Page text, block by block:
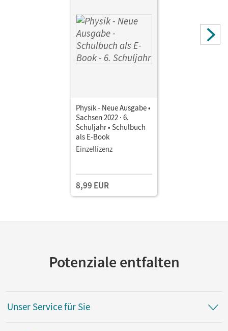
Physik - Neue Ausgabe •
Sachsen 2022 · 6.
Schuljahr • Schulbuch
als E-Book
Einzellizenz
8,99 EUR
Potenziale entfalten
Unser Service für Sie